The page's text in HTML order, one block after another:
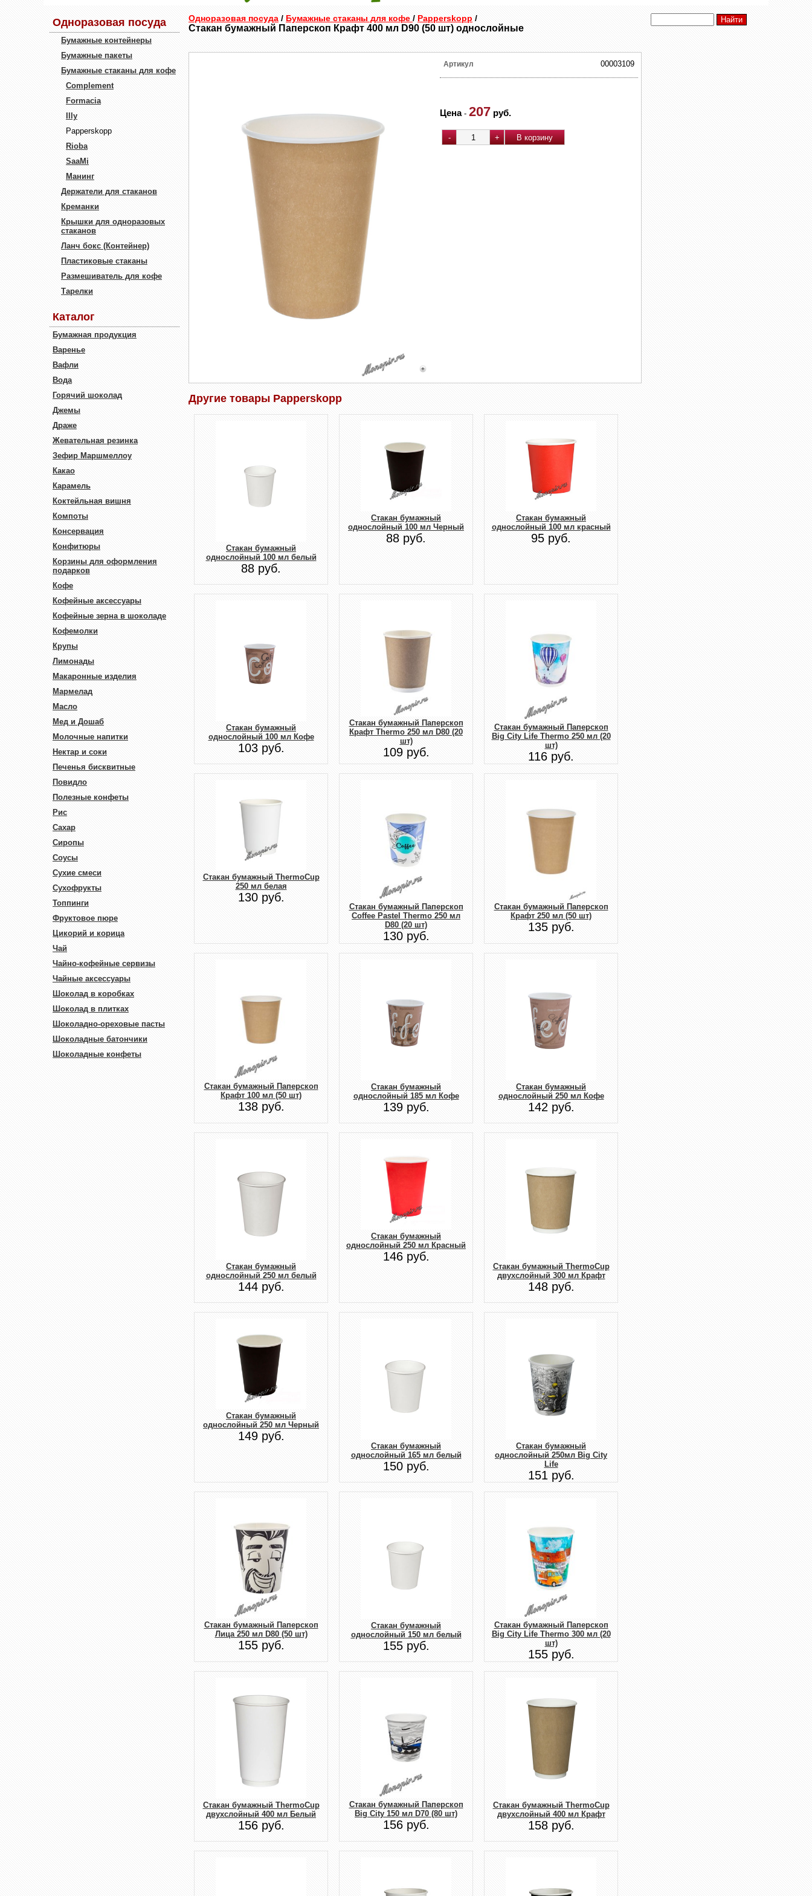
Одноразовая посуда
Бумажные контейнеры
Бумажные пакеты
Бумажные стаканы для кофе
Complement
Formacia
Illy
Papperskopp
Rioba
SaaMi
Манинг
Держатели для стаканов
Креманки
Крышки для одноразовых
стаканов
Ланч бокс (Контейнер)
Пластиковые стаканы
Размешиватель для кофе
Тарелки
Каталог
Бумажная продукция
Варенье
Вафли
Вода
Горячий шоколад
Джемы
Драже
Жевательная резинка
Зефир Маршмеллоу
Какао
Карамель
Коктейльная вишня
Компоты
Консервация
Конфитюры
Корзины для оформления
подарков
Кофе
Кофейные аксессуары
Кофейные зерна в шоколаде
Кофемолки
Крупы
Лимонады
Макаронные изделия
Мармелад
Масло
Мед и Дошаб
Молочные напитки
Нектар и соки
Печенья бисквитные
Повидло
Полезные конфеты
Рис
Сахар
Сиропы
Соусы
Сухие смеси
Сухофрукты
Топпинги
Фруктовое пюре
Цикорий и корица
Чай
Чайно-кофейные сервизы
Чайные аксессуары
Шоколад в коробках
Шоколад в плитках
Шоколадно-ореховые пасты
Шоколадные батончики
Шоколадные конфеты
Одноразовая посуда / Бумажные стаканы для кофе / Papperskopp /
Стакан бумажный Паперскоп Крафт 400 мл D90 (50 шт) однослойные
Артикул 00003109
Цена- 207 руб.
Другие товары Papperskopp
Стакан бумажный
однослойный 100 мл белый
88 руб.
Стакан бумажный
однослойный 100 мл Черный
88 руб.
Стакан бумажный
однослойный 100 мл красный
95 руб.
Стакан бумажный
однослойный 100 мл Кофе
103 руб.
Стакан бумажный Паперскоп
Крафт Thermo 250 мл D80 (20
шт)
109 руб.
Стакан бумажный Паперскоп
Big City Life Thermo 250 мл (20
шт)
116 руб.
Стакан бумажный ThermoCup
250 мл белая
130 руб.
Стакан бумажный Паперскоп
Coffee Pastel Thermo 250 мл
D80 (20 шт)
130 руб.
Стакан бумажный Паперскоп
Крафт 250 мл (50 шт)
135 руб.
Стакан бумажный Паперскоп
Крафт 100 мл (50 шт)
138 руб.
Стакан бумажный
однослойный 185 мл Кофе
139 руб.
Стакан бумажный
однослойный 250 мл Кофе
142 руб.
Стакан бумажный
однослойный 250 мл белый
144 руб.
Стакан бумажный
однослойный 250 мл Красный
146 руб.
Стакан бумажный ThermoCup
двухслойный 300 мл Крафт
148 руб.
Стакан бумажный
однослойный 250 мл Черный
149 руб.
Стакан бумажный
однослойный 165 мл белый
150 руб.
Стакан бумажный
однослойный 250мл Big City
Life
151 руб.
Стакан бумажный Паперскоп
Лица 250 мл D80 (50 шт)
155 руб.
Стакан бумажный
однослойный 150 мл белый
155 руб.
Стакан бумажный Паперскоп
Big City Life Thermo 300 мл (20
шт)
155 руб.
Стакан бумажный ThermoCup
двухслойный 400 мл Белый
156 руб.
Стакан бумажный Паперскоп
Big City 150 мл D70 (80 шт)
156 руб.
Стакан бумажный ThermoCup
двухслойный 400 мл Крафт
158 руб.